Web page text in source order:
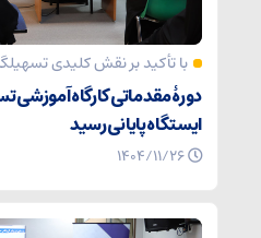
با تأکید بر نقش کلیدی
دورۀ مقدماتی کارگاه آموزشی
ایستگاه پایانی رسید